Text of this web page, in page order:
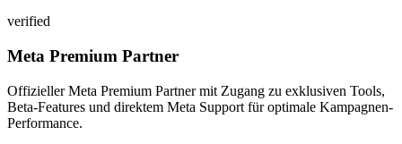
verified
Meta Premium Partner
Offizieller Meta Premium Partner mit Zugang zu exklusiven Tools,
Beta-Features und direktem Meta Support für optimale Kampagnen-
Performance.